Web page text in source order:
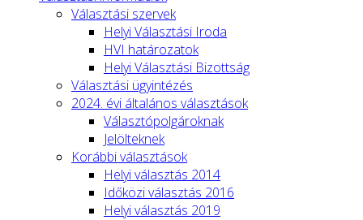
Választási szervek
Helyi Választási Iroda
HVI határozatok
Helyi Választási Bizottság
Választási ügyintézés
2024. évi általános választások
Választópolgároknak
Jelölteknek
Korábbi választások
Helyi választás 2014
Időközi választás 2016
Helyi választás 2019